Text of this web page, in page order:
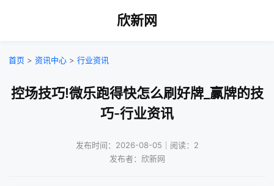
欣新网
首页 > 资讯中心 > 行业资讯
控场技巧!微乐跑得快怎么刷好牌_赢牌的技
巧-行业资讯
发布时间：2026-08-05｜阅读：2
发布者：欣新网